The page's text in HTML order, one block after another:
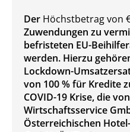
Der Höchstbetrag von
Zuwendungen zu
befristeten EU-
werden. Hierzu
Lockdown-
von 100 % für Kredite
COVID-19 Krise, die
Wirtschaftsservice
Österreichischen